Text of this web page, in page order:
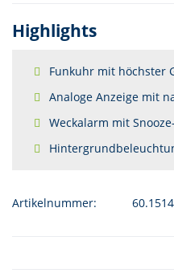
Highlights
Funkuhr mit höchster
Analoge Anzeige mit
Weckalarm mit
Artikelnummer: 60.1514